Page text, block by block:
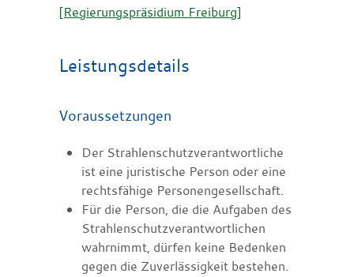
[Regierungspräsidium Freiburg]
Leistungsdetails
Voraussetzungen
Der Strahlenschutzverantwortliche
ist eine juristische Person oder eine
rechtsfähige Personengesellschaft.
Für die Person, die die Aufgaben des
Strahlenschutzverantwortlichen
wahrnimmt, dürfen keine Bedenken
gegen die Zuverlässigkeit bestehen.